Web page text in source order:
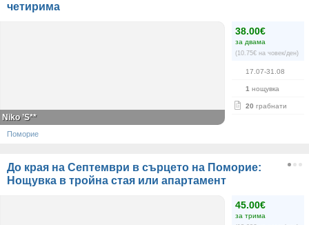
четирима
38.00€
за двама
(10.75€ на човек/ден)
17.07-31.08
1 нощувка
20 грабнати
Niko ’S**
Поморие
До края на Септември в сърцето на Поморие:
Нощувка в тройна стая или апартамент
45.00€
за трима